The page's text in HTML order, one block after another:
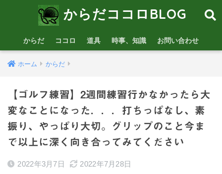
からだココロBLOG
からだ ココロ 道具 時事、知識 お問い合わせ
ホーム からだ
【ゴルフ練習】2週間練習行かなかったら大
変なことになった．．．打ちっぱなし、素
振り、やっぱり大切。グリップのこと今ま
で以上に深く向き合ってみてください
2022年3月7日 2022年7月28日